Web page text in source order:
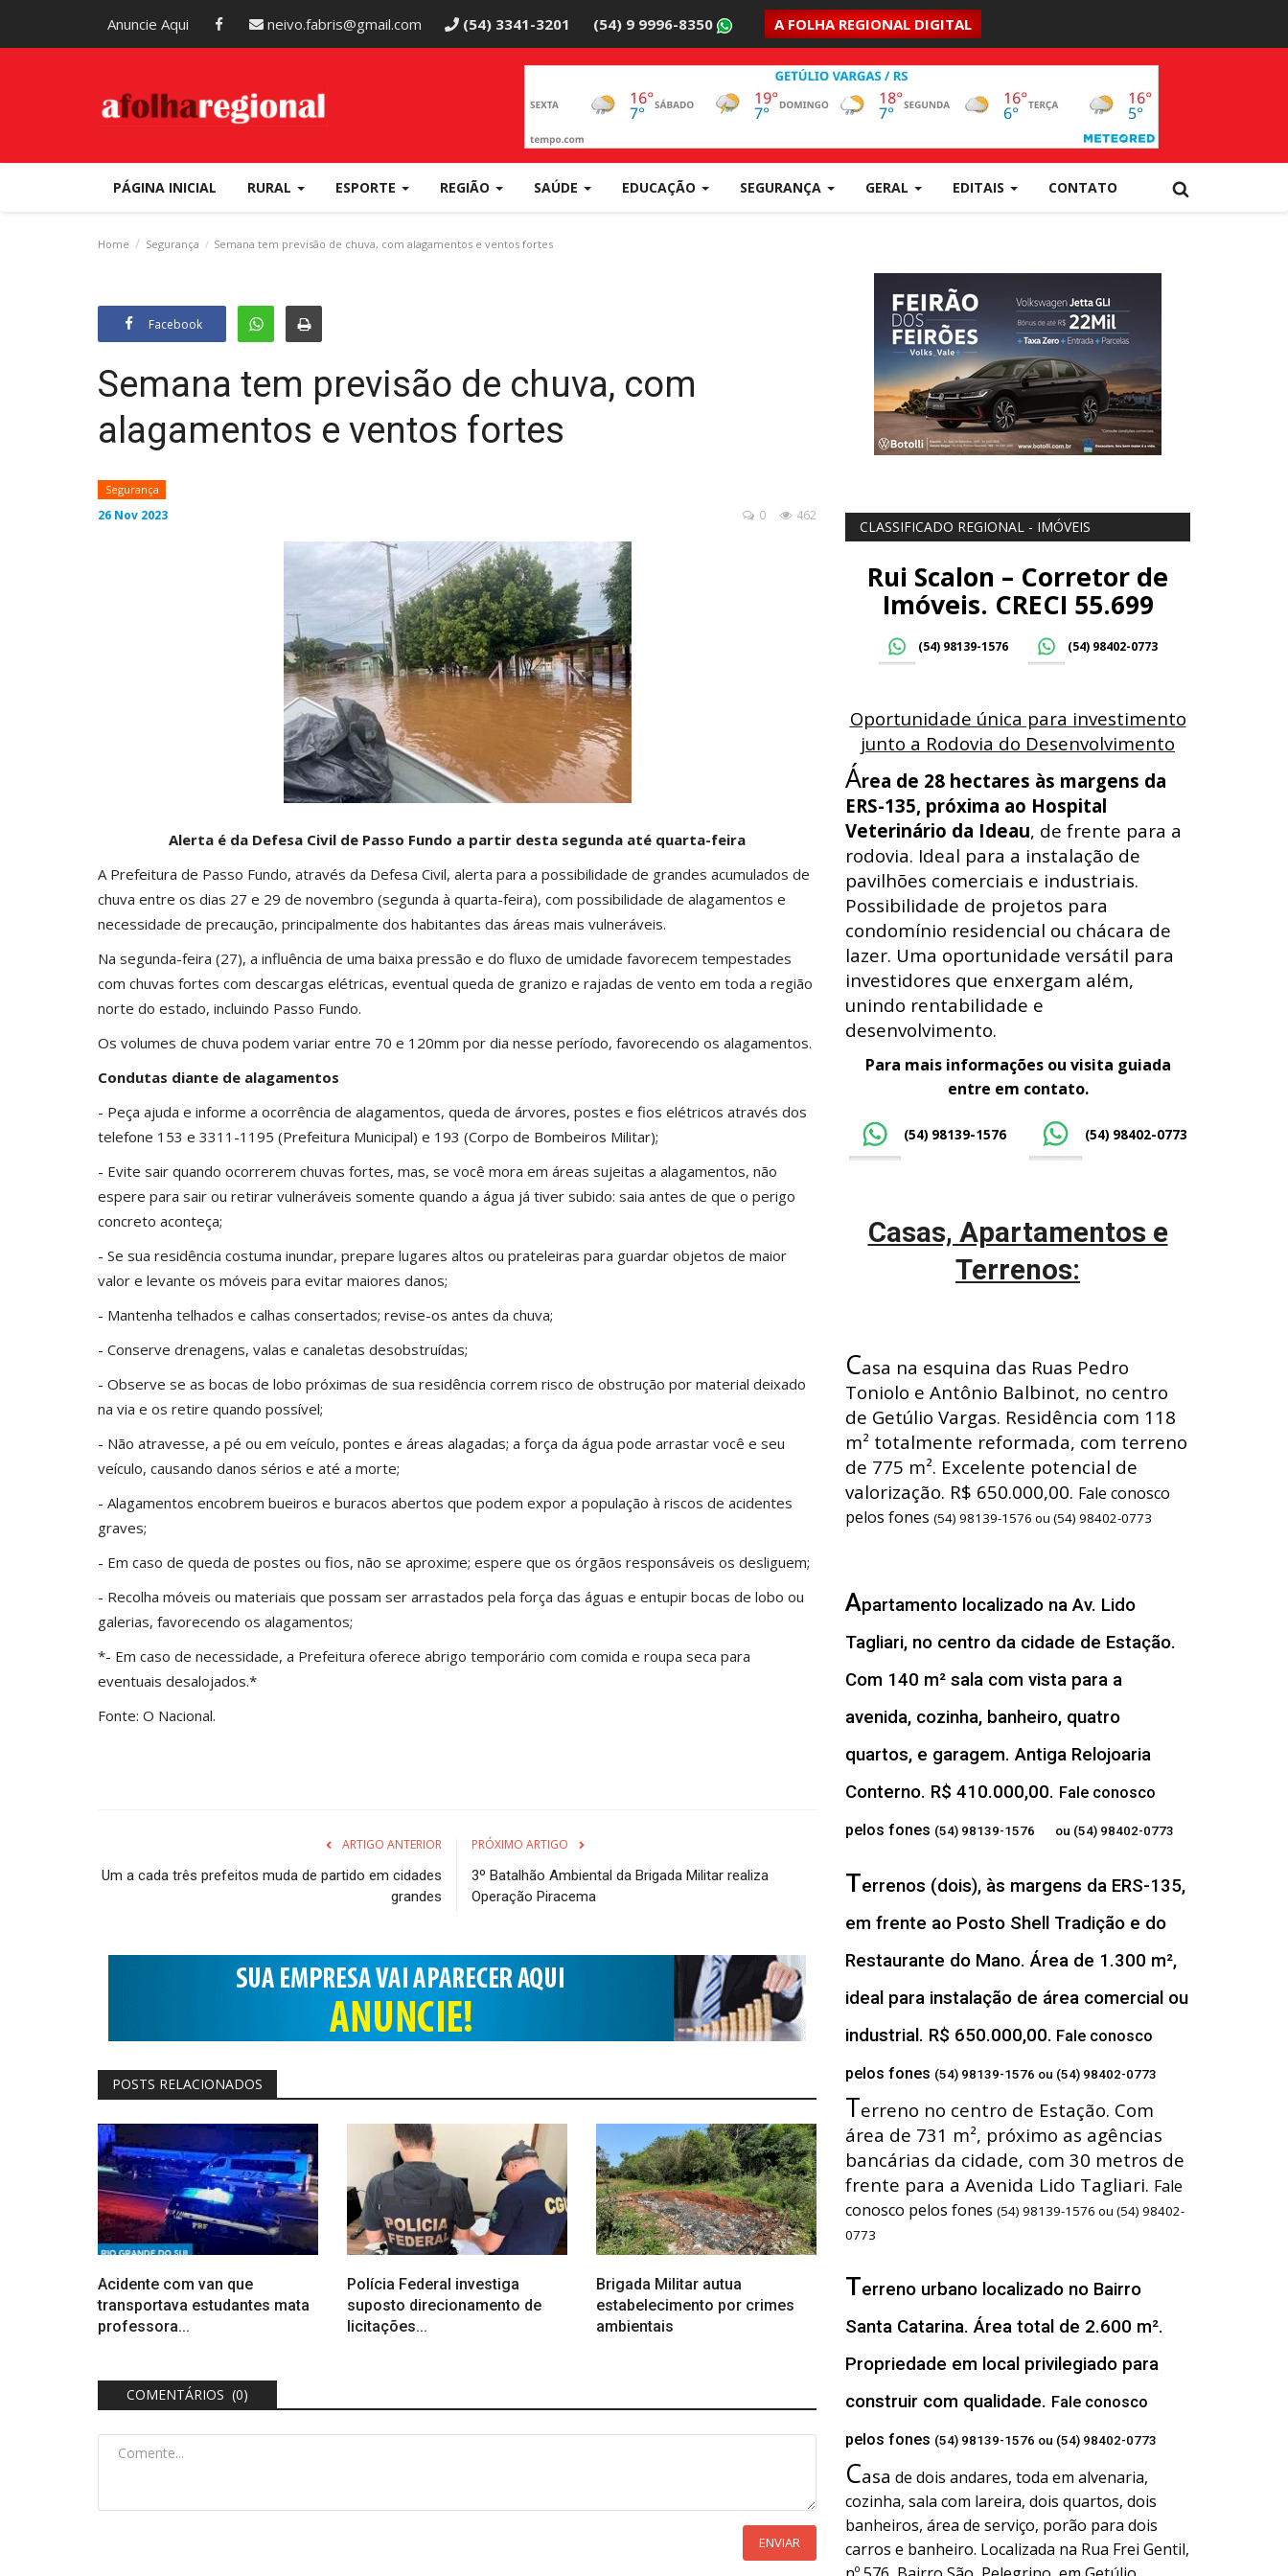
Anuncie Aqui neivo.fabris@gmail.com (54) 3341-3201 (54) 9 9996-8350 A FOLHA REGIONAL DIGITAL
PÁGINA INICIAL RURAL ESPORTE REGIÃO SAÚDE EDUCAÇÃO SEGURANÇA GERAL EDITAIS CONTATO
Home Segurança Semana tem previsão de chuva, com alagamentos e ventos fortes
Facebook
Semana tem previsão de chuva, com
alagamentos e ventos fortes
Segurança
26 Nov 2023 462
0
Alerta é da Defesa Civil de Passo Fundo a partir desta segunda até quarta-feira
A Prefeitura de Passo Fundo, através da Defesa Civil, alerta para a possibilidade de grandes acumulados de
chuva entre os dias 27 e 29 de novembro (segunda à quarta-feira), com possibilidade de alagamentos e
necessidade de precaução, principalmente dos habitantes das áreas mais vulneráveis.
Na segunda-feira (27), a influência de uma baixa pressão e do fluxo de umidade favorecem tempestades
com chuvas fortes com descargas elétricas, eventual queda de granizo e rajadas de vento em toda a região
norte do estado, incluindo Passo Fundo.
Os volumes de chuva podem variar entre 70 e 120mm por dia nesse período, favorecendo os alagamentos.
Condutas diante de alagamentos
- Peça ajuda e informe a ocorrência de alagamentos, queda de árvores, postes e fios elétricos através dos
telefone 153 e 3311-1195 (Prefeitura Municipal) e 193 (Corpo de Bombeiros Militar);
- Evite sair quando ocorrerem chuvas fortes, mas, se você mora em áreas sujeitas a alagamentos, não
espere para sair ou retirar vulneráveis somente quando a água já tiver subido: saia antes de que o perigo
concreto aconteça;
- Se sua residência costuma inundar, prepare lugares altos ou prateleiras para guardar objetos de maior
valor e levante os móveis para evitar maiores danos;
- Mantenha telhados e calhas consertados; revise-os antes da chuva;
- Conserve drenagens, valas e canaletas desobstruídas;
- Observe se as bocas de lobo próximas de sua residência correm risco de obstrução por material deixado
na via e os retire quando possível;
- Não atravesse, a pé ou em veículo, pontes e áreas alagadas; a força da água pode arrastar você e seu
veículo, causando danos sérios e até a morte;
- Alagamentos encobrem bueiros e buracos abertos que podem expor a população à riscos de acidentes
graves;
- Em caso de queda de postes ou fios, não se aproxime; espere que os órgãos responsáveis os desliguem;
- Recolha móveis ou materiais que possam ser arrastados pela força das águas e entupir bocas de lobo ou
galerias, favorecendo os alagamentos;
*- Em caso de necessidade, a Prefeitura oferece abrigo temporário com comida e roupa seca para
eventuais desalojados.*
Fonte: O Nacional.
ARTIGO ANTERIOR
Um a cada três prefeitos muda de partido em cidades
grandes
PRÓXIMO ARTIGO
3º Batalhão Ambiental da Brigada Militar realiza
Operação Piracema
POSTS RELACIONADOS
Acidente com van que
transportava estudantes mata
professora...
Polícia Federal investiga
suposto direcionamento de
licitações...
Brigada Militar autua
estabelecimento por crimes
ambientais
COMENTÁRIOS (0)
ENVIAR
CLASSIFICADO REGIONAL - IMÓVEIS
Rui Scalon – Corretor de
Imóveis. CRECI 55.699
(54) 98139-1576 (54) 98402-0773
Oportunidade única para investimento
junto a Rodovia do Desenvolvimento
Área de 28 hectares às margens da
ERS-135, próxima ao Hospital
Veterinário da Ideau, de frente para a
rodovia. Ideal para a instalação de
pavilhões comerciais e industriais.
Possibilidade de projetos para
condomínio residencial ou chácara de
lazer. Uma oportunidade versátil para
investidores que enxergam além,
unindo rentabilidade e
desenvolvimento.
Para mais informações ou visita guiada
entre em contato.
(54) 98139-1576 (54) 98402-0773
Casas, Apartamentos e
Terrenos:
Casa na esquina das Ruas Pedro
Toniolo e Antônio Balbinot, no centro
de Getúlio Vargas. Residência com 118
m² totalmente reformada, com terreno
de 775 m². Excelente potencial de
valorização. R$ 650.000,00. Fale conosco
pelos fones (54) 98139-1576 ou (54) 98402-0773
Apartamento localizado na Av. Lido
Tagliari, no centro da cidade de Estação.
Com 140 m² sala com vista para a
avenida, cozinha, banheiro, quatro
quartos, e garagem. Antiga Relojoaria
Conterno. R$ 410.000,00. Fale conosco
pelos fones (54) 98139-1576 ou (54) 98402-0773
Terrenos (dois), às margens da ERS-135,
em frente ao Posto Shell Tradição e do
Restaurante do Mano. Área de 1.300 m²,
ideal para instalação de área comercial ou
industrial. R$ 650.000,00. Fale conosco
pelos fones (54) 98139-1576 ou (54) 98402-0773
Terreno no centro de Estação. Com
área de 731 m², próximo as agências
bancárias da cidade, com 30 metros de
frente para a Avenida Lido Tagliari. Fale
conosco pelos fones (54) 98139-1576 ou (54) 98402-
0773
Terreno urbano localizado no Bairro
Santa Catarina. Área total de 2.600 m².
Propriedade em local privilegiado para
construir com qualidade. Fale conosco
pelos fones (54) 98139-1576 ou (54) 98402-0773
Casa de dois andares, toda em alvenaria,
cozinha, sala com lareira, dois quartos, dois
banheiros, área de serviço, porão para dois
carros e banheiro. Localizada na Rua Frei Gentil,